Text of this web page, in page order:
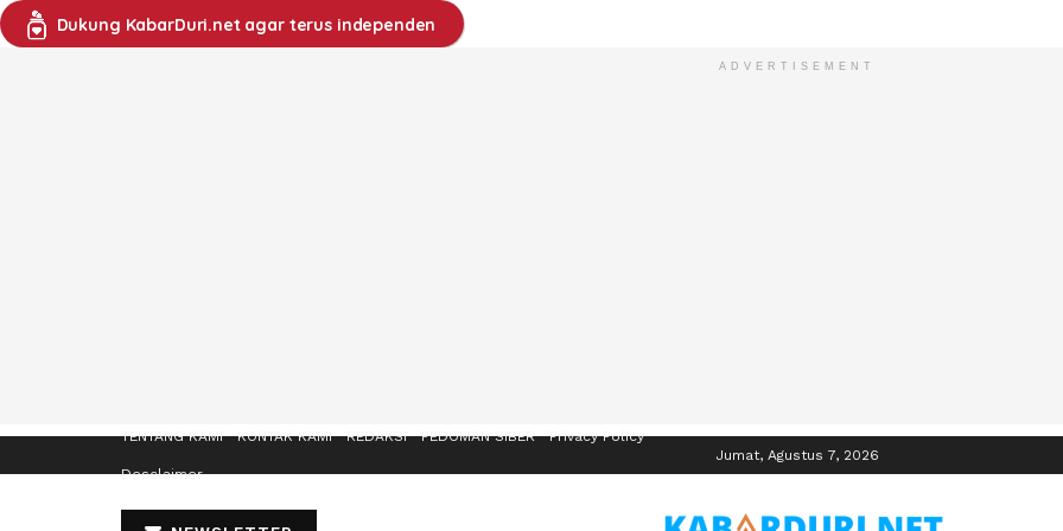
Dukung KabarDuri.net agar terus independen
ADVERTISEMENT
TENTANG KAMI KONTAK KAMI REDAKSI PEDOMAN SIBER Privacy Policy
Desclaimer
Jumat, Agustus 7, 2026